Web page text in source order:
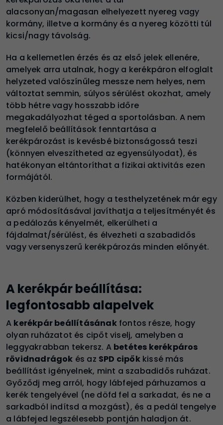
alacsonyan/magasan elhelyezett nyereg vagy
kormány, illetve a kormány és a nyereg közötti túl
kicsi/nagy távolság.
Ha a kellemetlen érzés és az első jelek ellenére,
amelyek arra utalnak, hogy a kerékpáron elfoglalt
helyzeted valószínűleg messze nem helyes, nem
változtat semmin, súlyos sérülést okozhat, amely
több hétre vagy hosszabb időre
megakadályozhat téged a sportolásban. A nem
megfelelő beállítások fenntartása a
kerékpározást is kevésbé biztonságossá teszi
(könnyen elveszítheted az egyensúlyodat), és
hatékonyan eltántoríthat a fizikai aktivitás ezen
formájától.
Közben kiderülhet, hogy a testhelyzetének már egy
apró módosításával javíthatja a teljesítményét és
a pedálozás kényelmét, elkerülheti a
fájdalmat/sérülést, és élvezheti a szabadidős
vagy versenyszerű kerékpározás minden előnyét.
A kerékpár beállítása:
legfontosabb alapelvek
A kerékpár beállításánakfontos része, hogy
olyan ruházatot és cipőt viselj, amelyben a
leggyakrabban tekersz. A betétes kerékpáros
rövidnadrágok és az SPD cipőkkissé más
beállítást igényelnek, mint a szabadidős ruházat.
Győződj meg arról, hogy lábfejed párhuzamos a
kerék tengelyével (ne döfd fel a sarkadat, és ne a
sarkadból indítsd a mozgást), és a pedál tengelye
a lábfejed legszélesebb pontján haladjon át.